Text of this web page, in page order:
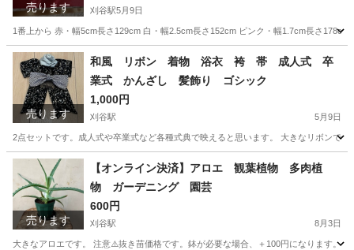
売ります 刈谷駅5月9日
1番上から 赤・幅5cm長さ129cm 白・幅2.5cm長さ152cm ピンク・幅1.7cm長さ
愛知 刈谷市 刈谷駅 ラッピング用品 ピンク
売ります
和風 リボン 着物 浴衣 袴 帯 成人式 卒
業式 かんざし 髪飾り ゴシック
1,000円
刈谷駅 5月9日
2点セットです。成人式や卒業式など各種式典で映えると思います。 大きなリボンで
愛知 刈谷市 刈谷駅 着物 成人式
売ります
【オンライン決済】アロエ 観葉植物 多肉植
物 ガーデニング 園芸
600円
刈谷駅 8月3日
大きなアロエです。 注意⚠️抜き苗価格です。鉢が必要な場合、＋100円になります。